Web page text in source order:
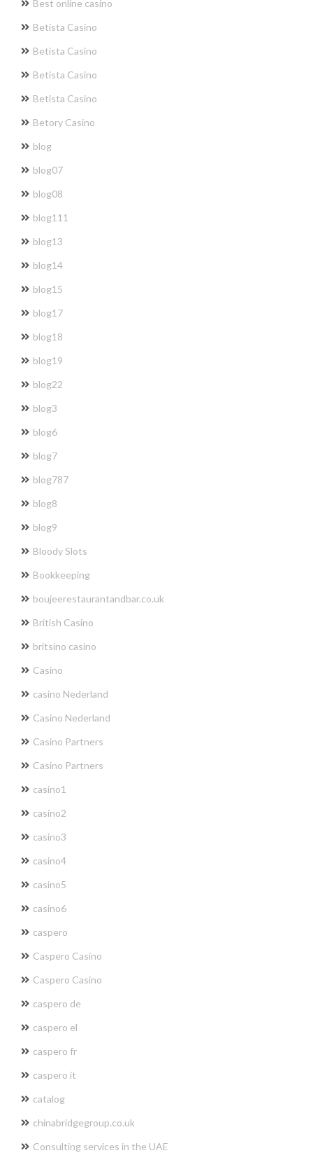
Best online casino
Betista Casino
Betista Casino
Betista Casino
Betista Casino
Betory Casino
blog
blog07
blog08
blog111
blog13
blog14
blog15
blog17
blog18
blog19
blog22
blog3
blog6
blog7
blog787
blog8
blog9
Bloody Slots
Bookkeeping
boujeerestaurantandbar.co.uk
British Casino
britsino casino
Casino
casino Nederland
Casino Nederland
Casino Partners
Casino Partners
casino1
casino2
casino3
casino4
casino5
casino6
caspero
Caspero Casino
Caspero Casino
caspero de
caspero el
caspero fr
caspero it
catalog
chinabridgegroup.co.uk
Consulting services in the UAE